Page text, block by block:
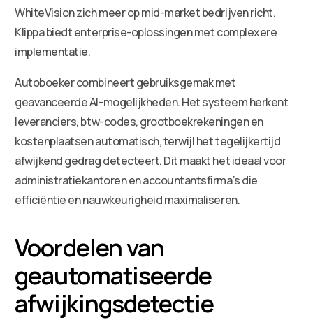
WhiteVision zich meer op mid-market bedrijven richt.
Klippa biedt enterprise-oplossingen met complexere
implementatie.
Autoboeker combineert gebruiksgemak met
geavanceerde AI-mogelijkheden. Het systeem herkent
leveranciers, btw-codes, grootboekrekeningen en
kostenplaatsen automatisch, terwijl het tegelijkertijd
afwijkend gedrag detecteert. Dit maakt het ideaal voor
administratiekantoren en accountantsfirma’s die
efficiëntie en nauwkeurigheid maximaliseren.
Voordelen van
geautomatiseerde
afwijkingsdetectie